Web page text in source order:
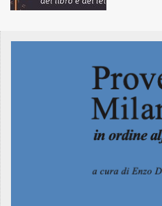
www.viveremilano.info
Fondato e diretto da Enzo De
Imbonati, 89 20159 Milano (Italia)